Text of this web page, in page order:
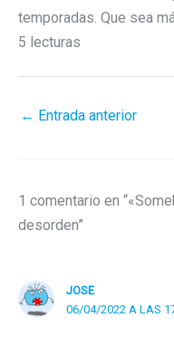
temporadas. Que sea
5 lecturas
← Entrada anterior
1 comentario en
desorden”
JOSE
06/04/2022 A LAS